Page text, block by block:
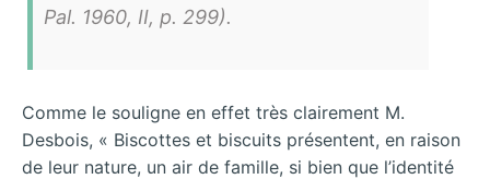
Pal. 1960, II, p. 299).
Comme le souligne en effet très clairement M.
Desbois, « Biscottes et biscuits présentent, en raison
de leur nature, un air de famille, si bien que l’identité